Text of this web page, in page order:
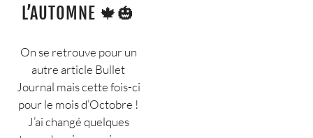
L’AUTOMNE 🍁🎃
On se retrouve pour un
autre article Bullet
Journal mais cette fois-ci
pour le mois d’Octobre !
J’ai changé quelques